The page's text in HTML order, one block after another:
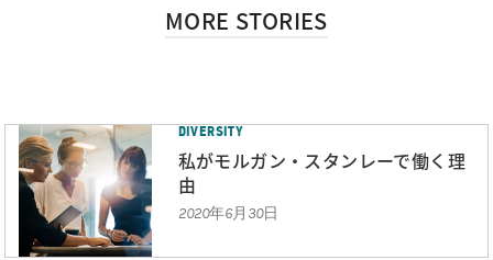
MORE STORIES
DIVERSITY
私がモルガン・スタンレーで働く理
由
2020年6月30日